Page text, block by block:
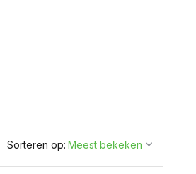
Sorteren op: